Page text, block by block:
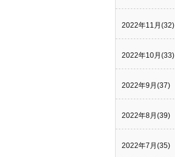
2022年11月(32)
2022年10月(33)
2022年9月(37)
2022年8月(39)
2022年7月(35)